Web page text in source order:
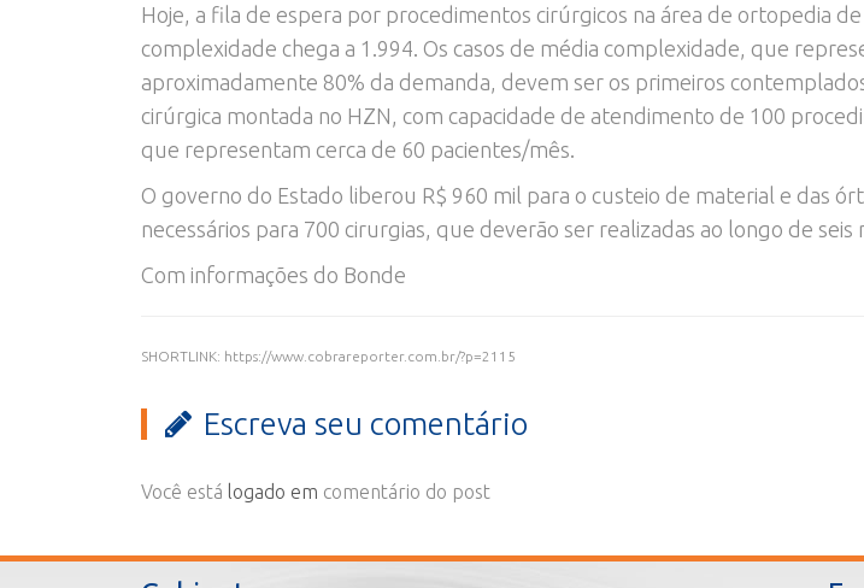
Hoje, a fila de espera por procedimentos cirúrgicos na área de ortopedia
complexidade chega a 1.994. Os casos de média complexidade, que
aproximadamente 80% da demanda, devem ser os primeiros
cirúrgica montada no HZN, com capacidade de atendimento de 100
que representam cerca de 60 pacientes/mês.
O governo do Estado liberou R$ 960 mil para o custeio de material e das
necessários para 700 cirurgias, que deverão ser realizadas ao longo de seis
Com informações do Bonde
SHORTLINK: https://www.cobrareporter.com.br/?p=2115
Escreva seu comentário
Você está logado em comentário do post